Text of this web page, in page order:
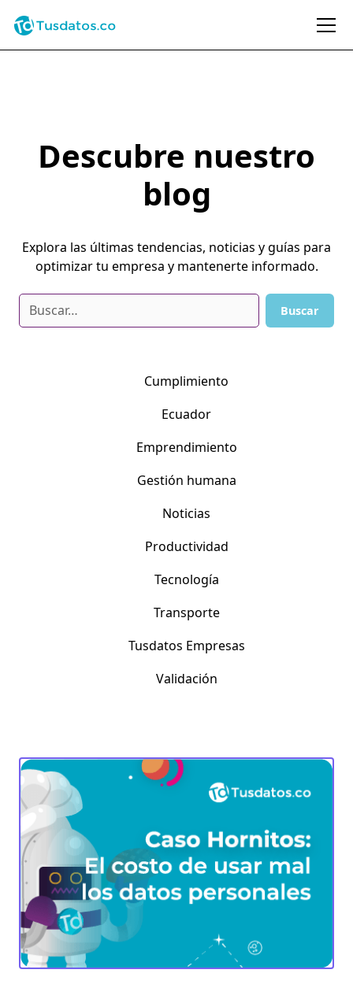
Descubre nuestro
blog
Explora las últimas tendencias, noticias y guías para
optimizar tu empresa y mantenerte informado.
Cumplimiento
Ecuador
Emprendimiento
Gestión humana
Noticias
Productividad
Tecnología
Transporte
Tusdatos Empresas
Validación